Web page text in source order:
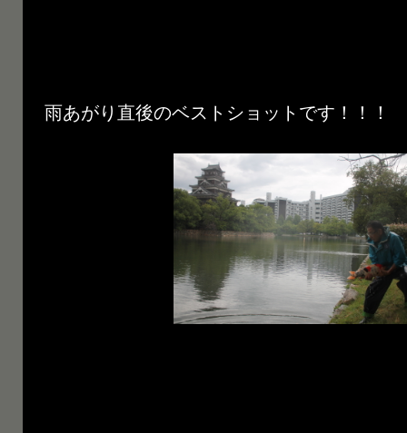
雨あがり直後のベストショットです！！！